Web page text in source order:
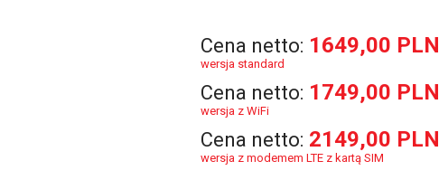
Cena netto: 1649,00 PLN
wersja standard
Cena netto: 1749,00 PLN
wersja z WiFi
Cena netto: 2149,00 PLN
wersja z modemem LTE z kartą SIM